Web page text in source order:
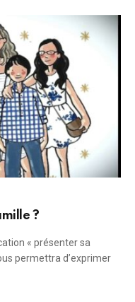
?
« présenter sa
permettra d’exprimer